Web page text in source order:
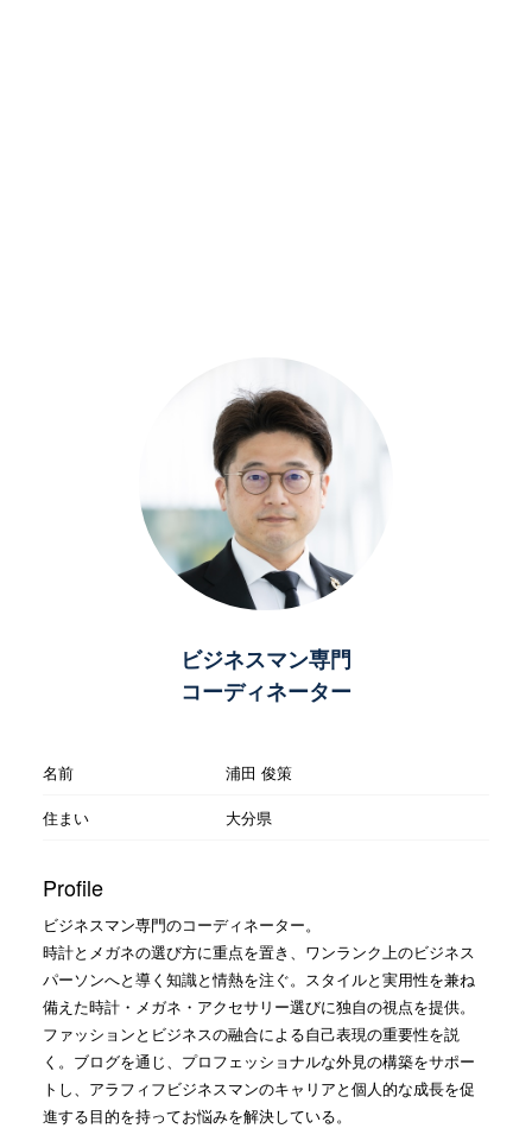
ビジネスマン専門
コーディネーター
名前
浦田 俊策
住まい
大分県
Profile
ビジネスマン専門のコーディネーター。
時計とメガネの選び方に重点を置き、ワンランク上のビジネス
パーソンへと導く知識と情熱を注ぐ。スタイルと実用性を兼ね
備えた時計・メガネ・アクセサリー選びに独自の視点を提供。
ファッションとビジネスの融合による自己表現の重要性を説
く。ブログを通じ、プロフェッショナルな外見の構築をサポー
トし、アラフィフビジネスマンのキャリアと個人的な成長を促
進する目的を持ってお悩みを解決している。